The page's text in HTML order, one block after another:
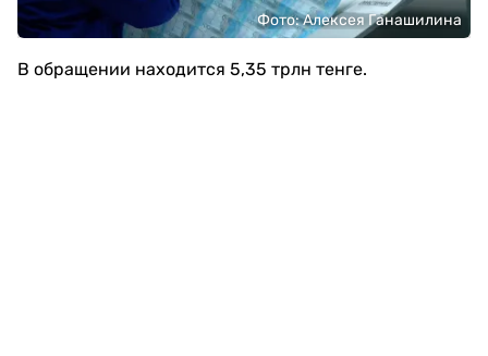
Фото: Алексея Ганашилина
В обращении находится 5,35 трлн тенге.